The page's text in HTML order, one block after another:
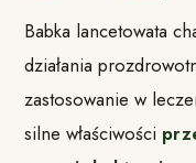
Babka lancetowata
działania
zastosowanie w
silne właściwości